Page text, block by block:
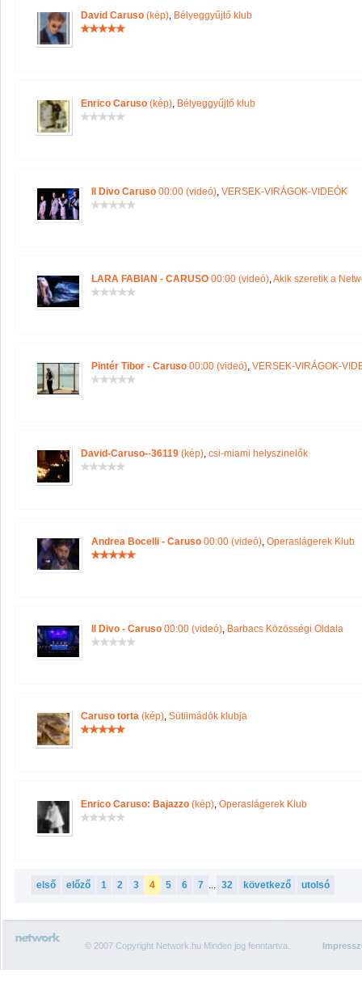
David Caruso (kép), Bélyeggyűjtő klub
Enrico Caruso (kép), Bélyeggyűjtő klub
Il Divo Caruso 00:00 (videó), VERSEK-VIRÁGOK-VIDEÓK
LARA FABIAN - CARUSO 00:00 (videó),Akik szeretik a
Pintér Tibor - Caruso 00:00 (videó), VERSEK-VIRÁGOK-
David-Caruso--36119 (kép), csi-miami helyszinelők
Andrea Bocelli - Caruso 00:00 (videó), Operaslágerek Klub
Il Divo - Caruso 00:00 (videó), Barbacs Közösségi Oldala
Caruso torta (kép), Sütiimádók klubja
Enrico Caruso: Bajazzo (kép), Operaslágerek Klub
első előző 1 2 3 4 5 6 7 ... 32 következő utolsó
© 2007 Copyright Network.hu Minden jog fenntartva.